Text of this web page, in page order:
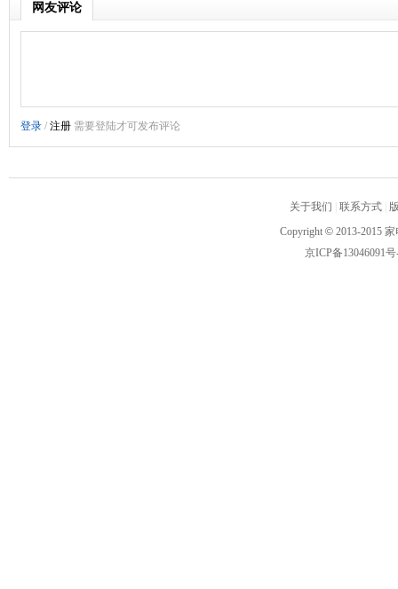
网友评论
关于我们 联系方式
Copyright © 2013-2015
京ICP备13046091号